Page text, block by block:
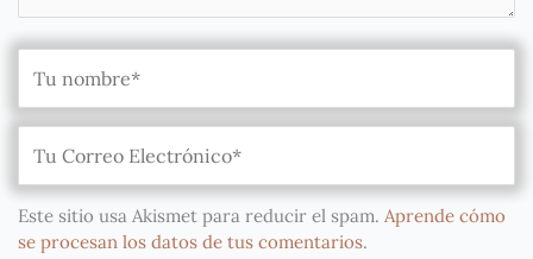
Este sitio usa Akismet para reducir el spam. Aprende cómo
se procesan los datos de tus comentarios.